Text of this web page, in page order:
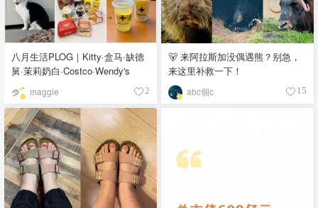
八月生活PLOG｜Kitty·盒马·缺德
舅·茉莉奶白·Costco·Wendy's
maggie 2
🐻 来阿拉斯加没偶遇熊？别急，
来这里补救一下！
abc個c 15